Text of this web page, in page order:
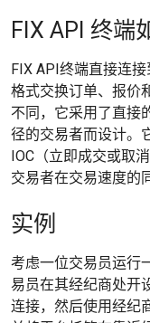
FIX API 终端
FIX API终端直接连
格式交换订单、报价
不同，它采用了直接
径的交易者而设计。
IOC（立即成交或取
交易者在交易速度的
实例
考虑一位交易员运行
易员在其经纪商处开
连接，然后使用经纪